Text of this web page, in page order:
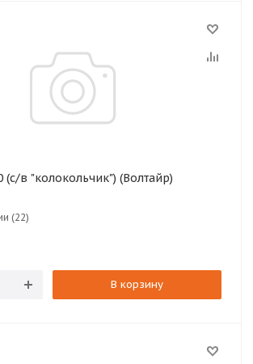
(с/в "колокольчик") (Волтайр)
(22)
В корзину